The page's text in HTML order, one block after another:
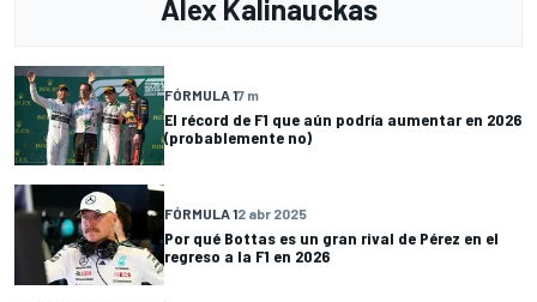
Alex Kalinauckas
FÓRMULA 17 m
El récord de F1 que aún podría aumentar en 2026
(probablemente no)
FÓRMULA 12 abr 2025
Por qué Bottas es un gran rival de Pérez en el
regreso a la F1 en 2026